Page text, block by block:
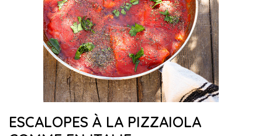
ESCALOPES À LA PIZZAIOLA